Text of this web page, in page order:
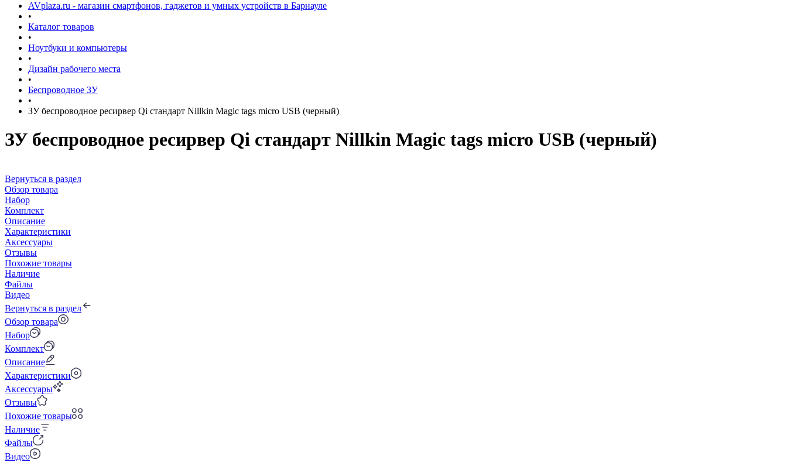
AVplaza.ru - магазин смартфонов, гаджетов и умных устройств в Барнауле
•
Каталог товаров
•
Ноутбуки и компьютеры
•
Дизайн рабочего места
•
Беспроводное ЗУ
•
ЗУ беспроводное ресирвер Qi стандарт Nillkin Magic tags micro USB (черный)
ЗУ беспроводное ресирвер Qi стандарт Nillkin Magic tags micro USB (черный)
Вернуться в раздел
Обзор товара
Набор
Комплект
Описание
Характеристики
Аксессуары
Отзывы
Похожие товары
Наличие
Файлы
Видео
Вернуться в раздел
Обзор товара
Набор
Комплект
Описание
Характеристики
Аксессуары
Отзывы
Похожие товары
Наличие
Файлы
Видео